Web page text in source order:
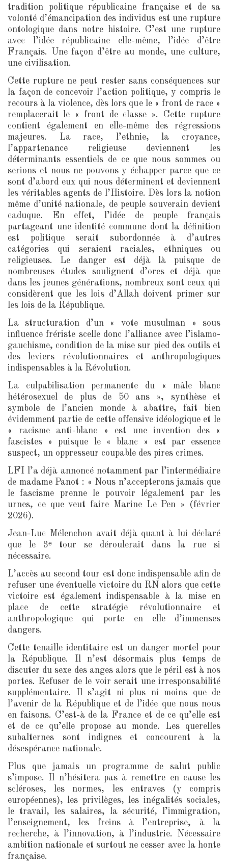
tradition politique républicaine française et de sa
volonté d’émancipation des individus est une rupture
ontologique dans notre histoire. C’est une rupture
avec l’idée républicaine elle-même, l’idée d’être
Français. Une façon d’être au monde, une culture,
une civilisation.
Cette rupture ne peut rester sans conséquences sur
la façon de concevoir l’action politique, y compris le
recours à la violence, dès lors que le « front de race »
remplacerait le « front de classe ». Cette rupture
contient également en elle-même des régressions
majeures. La race, l’ethnie, la croyance,
l’appartenance religieuse deviennent les
déterminants essentiels de ce que nous sommes ou
serions et nous ne pouvons y échapper parce que ce
sont d’abord eux qui nous déterminent et deviennent
les véritables agents de l’Histoire. Dès lors la notion
même d’unité nationale, de peuple souverain devient
caduque. En effet, l’idée de peuple français
partageant une identité commune dont la définition
est politique serait subordonnée à d’autres
catégories qui seraient raciales, ethniques ou
religieuses. Le danger est déjà là puisque de
nombreuses études soulignent d’ores et déjà que
dans les jeunes générations, nombreux sont ceux qui
considèrent que les lois d’Allah doivent primer sur
les lois de la République.
La structuration d’un « vote musulman » sous
influence frériste scelle donc l’alliance avec l’islamo-
gauchisme, condition de la mise sur pied des outils et
des leviers révolutionnaires et anthropologiques
indispensables à la Révolution.
La culpabilisation permanente du « mâle blanc
hétérosexuel de plus de 50 ans », synthèse et
symbole de l’ancien monde à abattre, fait bien
évidemment partie de cette offensive idéologique et le
« racisme anti-blanc » est une invention des «
fascistes » puisque le « blanc » est par essence
suspect, un oppresseur coupable des pires crimes.
LFI l’a déjà annoncé notamment par l’intermédiaire
de madame Panot : « Nous n’accepterons jamais que
le fascisme prenne le pouvoir légalement par les
urnes, ce que veut faire Marine Le Pen » (février
2026).
Jean-Luc Mélenchon avait déjà quant à lui déclaré
que le 3ᵉ tour se déroulerait dans la rue si
nécessaire.
L’accès au second tour est donc indispensable afin de
refuser une éventuelle victoire du RN alors que cette
victoire est également indispensable à la mise en
place de cette stratégie révolutionnaire et
anthropologique qui porte en elle d’immenses
dangers.
Cette tenaille identitaire est un danger mortel pour
la République. Il n’est désormais plus temps de
discuter du sexe des anges alors que le péril est à nos
portes. Refuser de le voir serait une irresponsabilité
supplémentaire. Il s’agit ni plus ni moins que de
l’avenir de la République et de l’idée que nous nous
en faisons. C’est-à de la France et de ce qu’elle est
et de ce qu’elle propose au monde. Les querelles
subalternes sont indignes et concourent à la
désespérance nationale.
Plus que jamais un programme de salut public
s’impose. Il n’hésitera pas à remettre en cause les
scléroses, les normes, les entraves (y compris
européennes), les privilèges, les inégalités sociales,
le travail, les salaires, la sécurité, l’immigration,
l’enseignement, les freins à l’entreprise, à la
recherche, à l’innovation, à l’industrie. Nécessaire
ambition nationale et surtout ne cesser avec la honte
française.